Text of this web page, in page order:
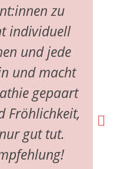
zu
individuell
und jede
und macht
gepaart
Fröhlichkeit,
gut tut.